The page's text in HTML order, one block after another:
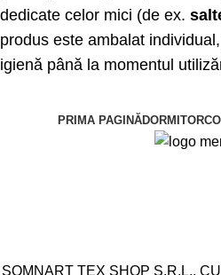
dedicate celor mici (de ex.
produs este ambalat
igienă până la momentul
PRIMA PAGINĂDORMITOR
SOMNART TEX SHOP S.R.L.,